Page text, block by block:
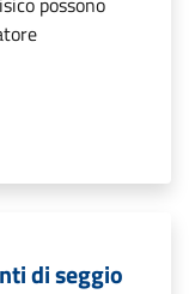
di seggio